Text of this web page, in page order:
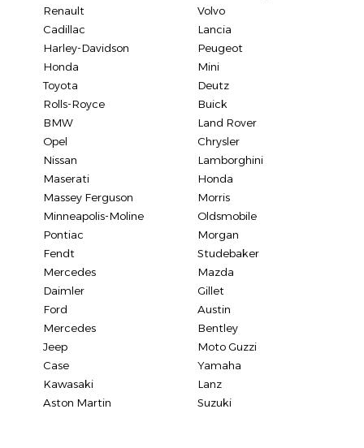
Renault
Volvo
Cadillac
Lancia
Harley-Davidson
Peugeot
Honda
Mini
Toyota
Deutz
Rolls-Royce
Buick
BMW
Land Rover
Opel
Chrysler
Nissan
Lamborghini
Maserati
Honda
Massey Ferguson
Morris
Minneapolis-Moline
Oldsmobile
Pontiac
Morgan
Fendt
Studebaker
Mercedes
Mazda
Daimler
Gillet
Ford
Austin
Mercedes
Bentley
Jeep
Moto Guzzi
Case
Yamaha
Kawasaki
Lanz
Aston Martin
Suzuki